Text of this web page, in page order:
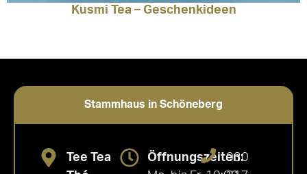
Kusmi Tea – Geschenkideen
Stammhaus in Schöneberg
Tee Tea
Öffnungszeiten:
030